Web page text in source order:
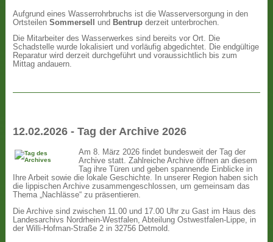
Aufgrund eines Wasserrohrbruchs ist die Wasserversorgung in den
OrtsteilenSommersell und Bentrup derzeit unterbrochen.
Die Mitarbeiter des Wasserwerkes sind bereits vor Ort. Die
Schadstelle wurde lokalisiert und vorläufig abgedichtet. Die endgültige
Reparatur wird derzeit durchgeführt und voraussichtlich bis zum
Mittag andauern.
12.02.2026 - Tag der Archive 2026
Am 8. März 2026 findet bundesweit der Tag der
Archive statt. Zahlreiche Archive öffnen an diesem
Tag ihre Türen und geben spannende Einblicke in
Ihre Arbeit sowie die lokale Geschichte. In unserer Region haben sich
die lippischen Archive zusammengeschlossen, um gemeinsam das
Thema „Nachlässe“ zu präsentieren.
Die Archive sind zwischen 11.00 und 17.00 Uhr zu Gast im Haus des
Landesarchivs Nordrhein-Westfalen, Abteilung Ostwestfalen-Lippe, in
der Willi-Hofman-Straße 2 in 32756 Detmold.